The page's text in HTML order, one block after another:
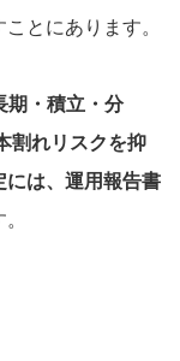
とにあります。
期・積立・分
割れリスクを抑
には、運用報告書